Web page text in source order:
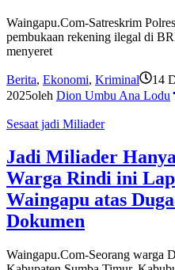
Waingapu.Com-Satreskrim
pembukaan rekening ilegal di
menyeret
Berita, Ekonomi, Kriminal 14
2025oleh Dion Umbu Ana Lodu
Sesaat jadi Miliader
Jadi Miliader
Warga Rindi ini
Waingapu atas
Dokumen
Waingapu.Com-Seorang warga